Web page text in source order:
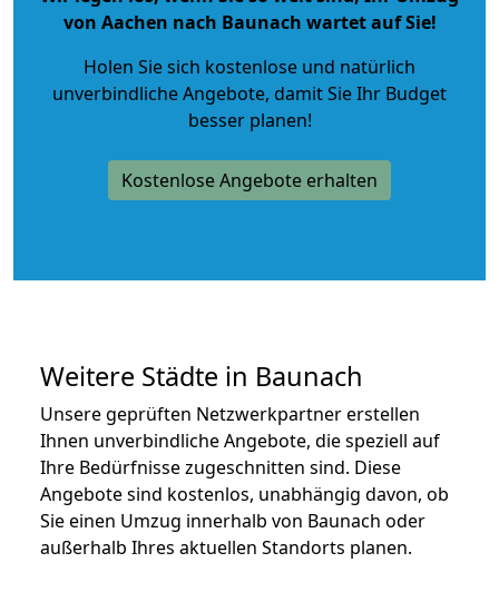
von Aachen nach Baunach wartet auf Sie!
Holen Sie sich kostenlose und natürlich
unverbindliche Angebote, damit Sie Ihr Budget
besser planen!
Kostenlose Angebote erhalten
Weitere Städte in Baunach
Unsere geprüften Netzwerkpartner erstellen
Ihnen unverbindliche Angebote, die speziell auf
Ihre Bedürfnisse zugeschnitten sind. Diese
Angebote sind kostenlos, unabhängig davon, ob
Sie einen Umzug innerhalb von Baunach oder
außerhalb Ihres aktuellen Standorts planen.